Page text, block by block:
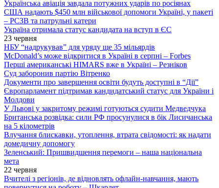
Українська авіація завдала потужних ударів по росіянах
США надають $450 млн військової допомоги Україні, у пакеті
– РСЗВ та патрульні катери
Україна отримала статус кандидата на вступ в ЄС
23 червня
НБУ “надрукував” для уряду ще 35 мільярдів
McDonald’s може відкритися в Україні в серпні – Forbes
Перші американські HIMARS вже в Україні – Резніков
Суд заборонив партію Вітренко
Документи про завершення освіти будуть доступні в “Дії”
Європарламент підтримав кандидатський статус для України і
Молдови
У Львові у закритому режимі готуються судити Медведчука
Британська розвідка: сили РФ просунулися в бік Лисичанська
на 5 кілометрів
Влучання блискавки, утоплення, втрата свідомості: як надати
домедичну допомогу
Зеленський: Пришвидшення перемоги – наша національна
мета
22 червня
Вчителі з регіонів, де відновлять офлайн-навчання, мають